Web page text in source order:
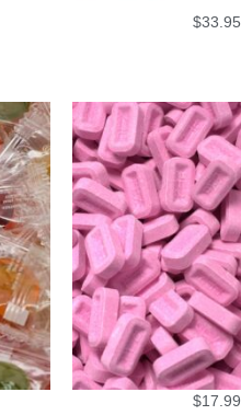
$33.95
$17.99